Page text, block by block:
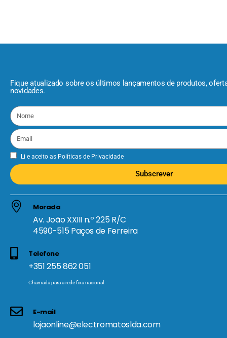
Fique atualizado sobre os últimos lançamentos de produtos,
novidades.
Li e aceito as Políticas de Privacidade
Subscrever
Morada
Av. João XXIII n.º 225 R/C
4590-515 Paços de Ferreira
Telefone
+351 255 862 051
Chamada para a rede fixa nacional
E-mail
lojaonline@electromatoslda.com